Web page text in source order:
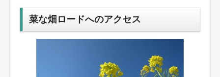
菜な畑ロードへのアクセス